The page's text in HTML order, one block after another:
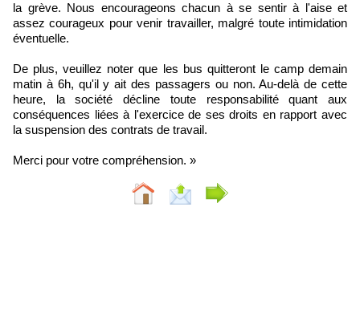
la grève. Nous encourageons chacun à se sentir à l'aise et
assez courageux pour venir travailler, malgré toute intimidation
éventuelle.
De plus, veuillez noter que les bus quitteront le camp demain
matin à 6h, qu'il y ait des passagers ou non. Au-delà de cette
heure, la société décline toute responsabilité quant aux
conséquences liées à l'exercice de ses droits en rapport avec
la suspension des contrats de travail.
Merci pour votre compréhension. »